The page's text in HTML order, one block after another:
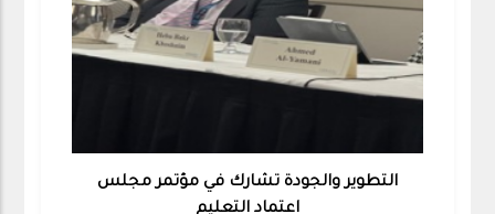
التطوير والجودة تشارك في مؤتمر مجلس
اعتماد التعليم